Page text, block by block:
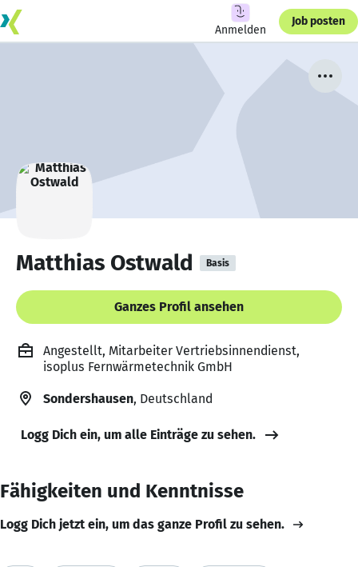
Anmelden
Job posten
Matthias Ostwald Basis
Ganzes Profil ansehen
Angestellt, Mitarbeiter Vertriebsinnendienst,
isoplus Fernwärmetechnik GmbH
Sondershausen, Deutschland
Logg Dich ein, um alle Einträge zu sehen.
Fähigkeiten und Kenntnisse
Logg Dich jetzt ein, um das ganze Profil zu sehen.